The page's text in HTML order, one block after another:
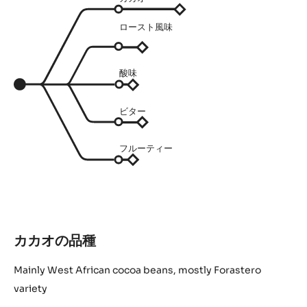
ロースト風味
酸味
ビター
フルーティー
カカオの品種
Mainly West African cocoa beans, mostly Forastero
variety